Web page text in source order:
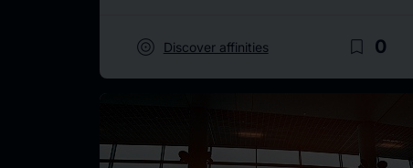
target Discover affinities bookmark_border 0